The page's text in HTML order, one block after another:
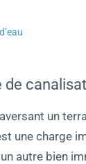
de
un
une charge
autre bien